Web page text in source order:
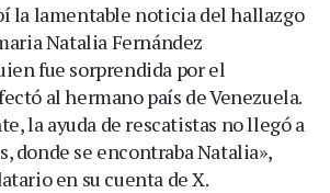
la lamentable noticia del hallazgo
Natalia Fernández
fue sorprendida por el
al hermano país de Venezuela.
la ayuda de rescatistas no llegó a
donde se encontraba Natalia»,
en su cuenta de X.